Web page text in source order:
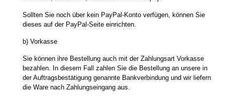
Sollten Sie noch über kein PayPal-Konto verfügen, können Sie
dieses auf der PayPal-Seite einrichten.
b) Vorkasse
Sie können ihre Bestellung auch mit der Zahlungsart Vorkasse
bezahlen. In diesem Fall zahlen Sie die Bestellung an unsere in
der Auftragsbestätigung genannte Bankverbindung und wir liefern
die Ware nach Zahlungseingang aus.